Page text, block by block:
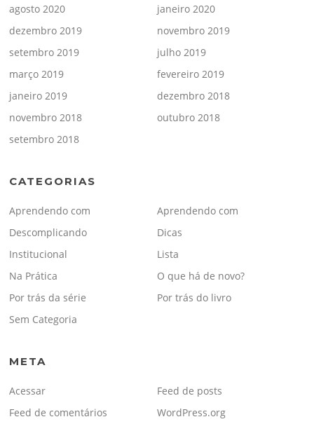
agosto 2020
janeiro 2020
dezembro 2019
novembro 2019
setembro 2019
julho 2019
março 2019
fevereiro 2019
janeiro 2019
dezembro 2018
novembro 2018
outubro 2018
setembro 2018
CATEGORIAS
Aprendendo com
Aprendendo com
Descomplicando
Dicas
Institucional
Lista
Na Prática
O que há de novo?
Por trás da série
Por trás do livro
Sem Categoria
META
Acessar
Feed de posts
Feed de comentários
WordPress.org